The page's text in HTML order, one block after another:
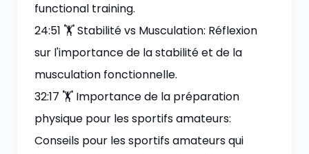
functional training.
24:51 🏋️ Stabilité vs Musculation: Réflexion
sur l'importance de la stabilité et de la
musculation fonctionnelle.
32:17 🏋️ Importance de la préparation
physique pour les sportifs amateurs:
Conseils pour les sportifs amateurs qui